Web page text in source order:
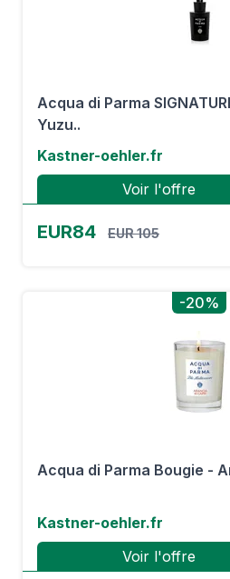
Acqua di Parma
Yuzu..
Kastner-oehler.fr
Voir l'offre
EUR84 EUR 105
-20%
Acqua di Parma Bougie -
Kastner-oehler.fr
Voir l'offre